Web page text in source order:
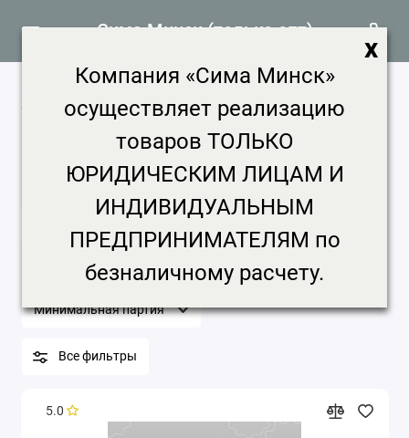
Сима Минск (только опт)
Хлеб и выпечка продажа, цена в
Минске
Продукты питания Хлеб и выпечка
Цена, ₽ Срок доставки
Минимальная партия
Все фильтры
5.0
x
Компания «Сима Минск»
осуществляет реализацию
товаров ТОЛЬКО
ЮРИДИЧЕСКИМ ЛИЦАМ И
ИНДИВИДУАЛЬНЫМ
ПРЕДПРИНИМАТЕЛЯМ по
безналичному расчету.